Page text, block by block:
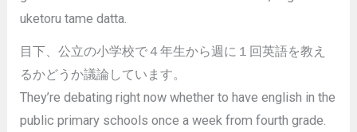
uketoru tame datta.
目下、公立の小学校で４年生から週に１回英語を教え
るかどうか議論しています。
They’re debating right now whether to have english in the
public primary schools once a week from fourth grade.